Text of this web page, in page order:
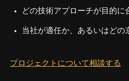
どの技術アプローチが目的に
当社が適任か、あるいはどの
プロジェクトについて相談する